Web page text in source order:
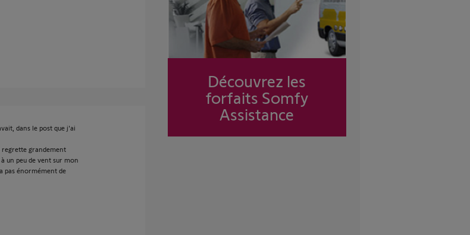
dans le post que j'ai
regrette grandement
un peu de vent sur mon
pas énormément de
Découvrez les
forfaits Somfy
Assistance